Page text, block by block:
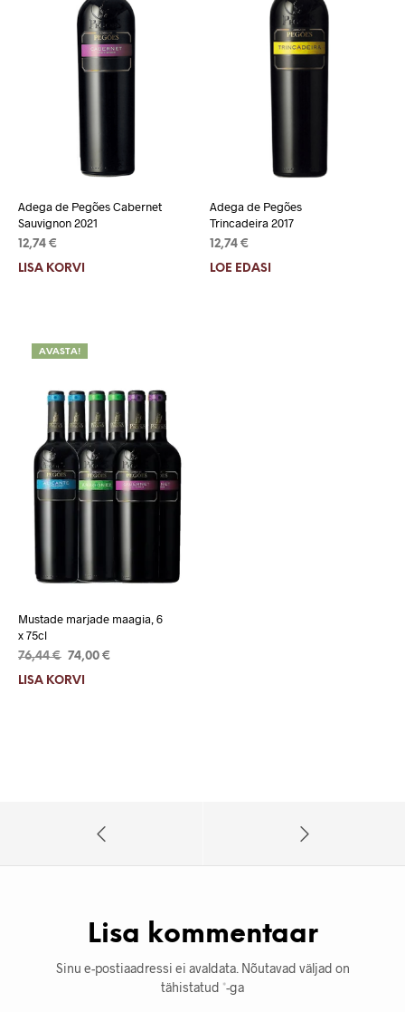
Adega de Pegões Cabernet
Sauvignon 2021
12,74 €
LISA KORVI
Adega de Pegões
Trincadeira 2017
12,74€
LOE EDASI
AVASTA!
Mustade marjade maagia, 6
x 75cl
76,44€ Algne
hind
74,00 €
LISA KORVI
Lisa kommentaar
Sinu e-postiaadressi ei avaldata. Nõutavad väljad on
tähistatud *-ga